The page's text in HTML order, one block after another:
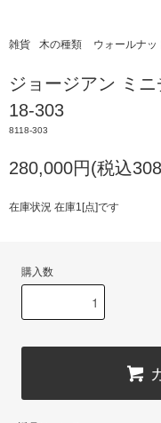
雑貨 木の種類 ウォールナッ
ジョージアン ミ
18-303
8118-303
280,000円(税込
在庫状況 在庫1[点]です
購入数